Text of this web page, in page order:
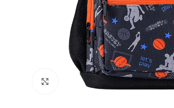
Büyütmek için tıklayın